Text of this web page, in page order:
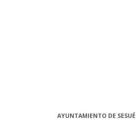
AYUNTAMIENTO DE SESUÉ